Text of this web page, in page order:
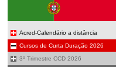
Acred-Calendário a distância
Cursos de Curta Duração 2026
3º Trimestre CCD 2026